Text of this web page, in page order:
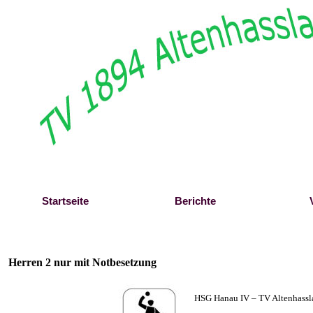
Startseite Berichte
Herren 2 nur mit Notbesetzung
HSG Hanau IV – TV